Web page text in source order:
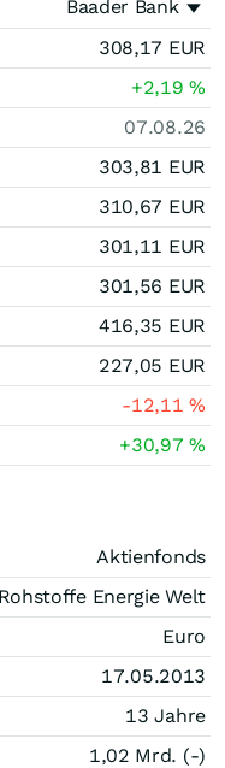
Baader Bank
308,17 EUR
+2,19%
07.08.26
303,81 EUR
310,67 EUR
301,11 EUR
301,56 EUR
416,35 EUR
227,05 EUR
-12,11%
+30,97%
Aktienfonds
Energie Welt
Euro
17.05.2013
13 Jahre
1,02 Mrd. (-)